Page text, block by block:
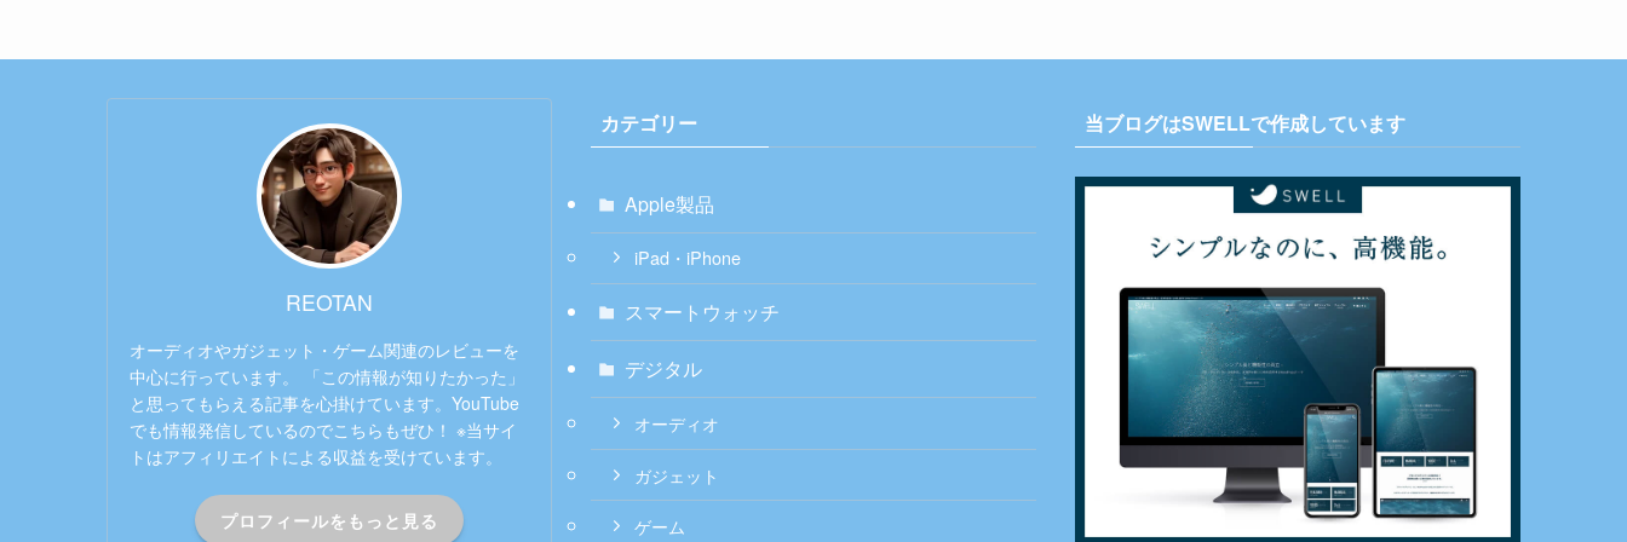
REOTAN
オーディオやガジェット・ゲーム関連のレビューを
中心に行っています。 「この情報が知りたかった」
と思ってもらえる記事を心掛けています。YouTube
でも情報発信しているのでこちらもぜひ！ ※当サイ
トはアフィリエイトによる収益を受けています。
プロフィールをもっと見る
カテゴリー
Apple製品
iPad・iPhone
スマートウォッチ
デジタル
オーディオ
ガジェット
ゲーム
当ブログはSWELLで作成しています